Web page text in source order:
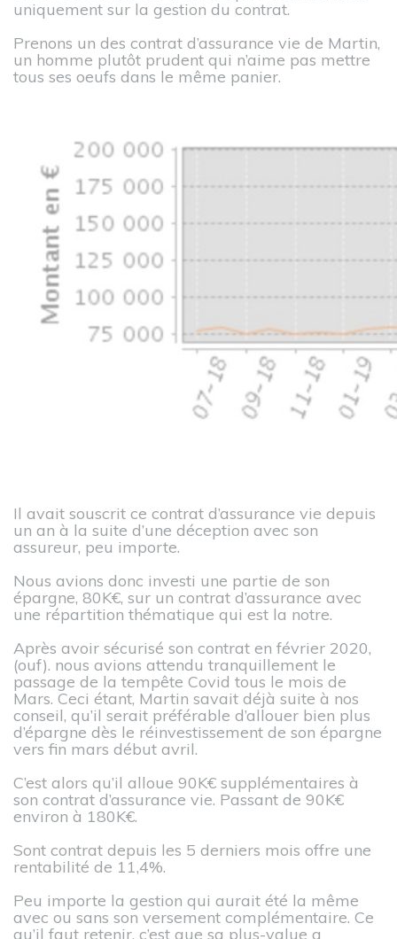
uniquement sur la gestion du contrat.
Prenons un des contrat d’assurance vie de Martin,
un homme plutôt prudent qui n’aime pas mettre
tous ses oeufs dans le même panier.
Il avait souscrit ce contrat d’assurance vie depuis
un an à la suite d’une déception avec son
assureur, peu importe.
Nous avions donc investi une partie de son
épargne, 80K€, sur un contrat d’assurance avec
une répartition thématique qui est la notre.
Après avoir sécurisé son contrat en février 2020,
(ouf). nous avions attendu tranquillement le
passage de la tempête Covid tous le mois de
Mars. Ceci étant, Martin savait déjà suite à nos
conseil, qu’il serait préférable d’allouer bien plus
d’épargne dès le réinvestissement de son épargne
vers fin mars début avril.
C’est alors qu’il alloue 90K€ supplémentaires à
son contrat d’assurance vie. Passant de 90K€
environ à 180K€.
Sont contrat depuis les 5 derniers mois offre une
rentabilité de 11,4%.
Peu importe la gestion qui aurait été la même
avec ou sans son versement complémentaire. Ce
qu’il faut retenir, c’est que sa plus-value a